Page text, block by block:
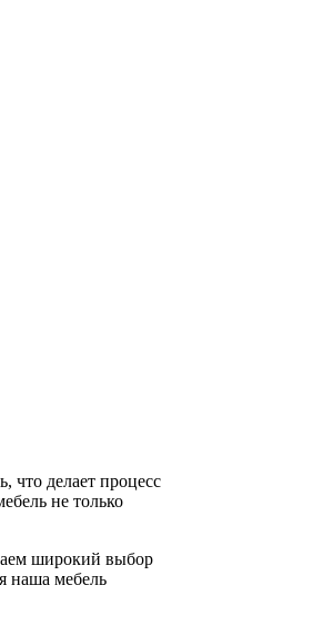
что делает процесс
не только
широкий выбор
наша мебель